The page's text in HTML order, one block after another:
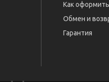
Как оформить
Обмен и
Гарантия